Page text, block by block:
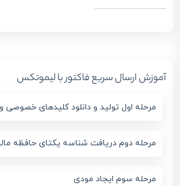
آموزش ارسال سریع فاکتور با لیموتکس
مرحله اول تولید و دانلود کلیدهای
مرحله دوم دریافت شناسه یکتای حافظه
مرحله سوم ایجاد مودی